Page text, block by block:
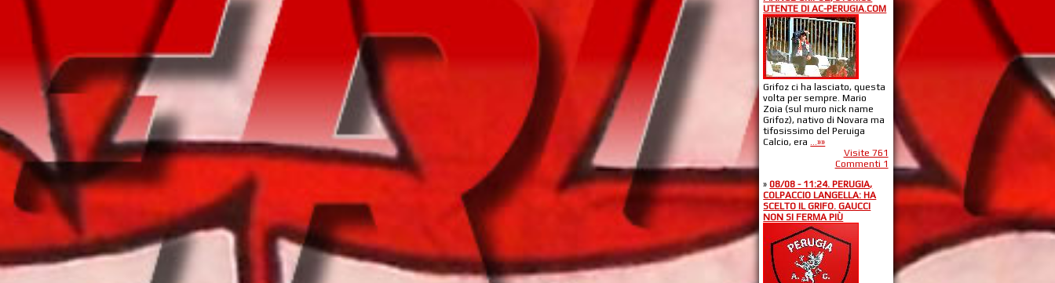
UTENTE DI AC-PERUGIA.COM
Grifoz ci ha lasciato, questa
volta per sempre. Mario
Zoia (sul muro nick name
Grifoz), nativo di Novara ma
tifosissimo del Peruiga
Calcio, era
...»»
Visite 761
Commenti 1
»08/08 - 11:24. PERUGIA,
COLPACCIO LANGELLA: HA
SCELTO IL GRIFO. GAUCCI
NON SI FERMA PIÙ